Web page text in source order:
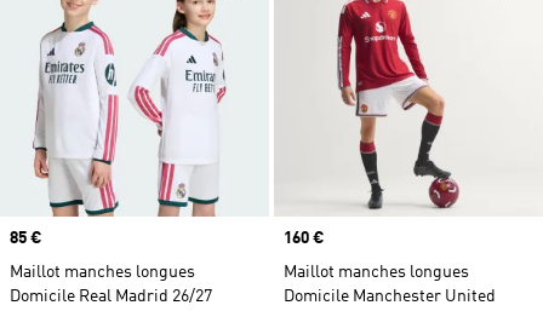
Prix
85 €
Maillot manches longues
Domicile Real Madrid 26/27
Prix
160 €
Maillot manches longues
Domicile Manchester United